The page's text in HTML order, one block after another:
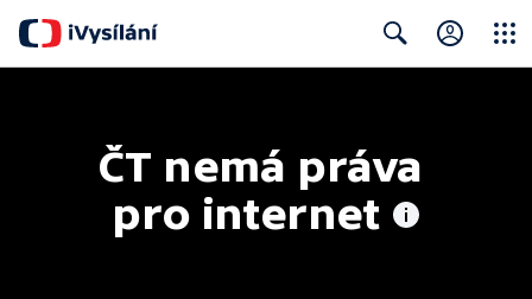
ČT nemá práva
pro internet